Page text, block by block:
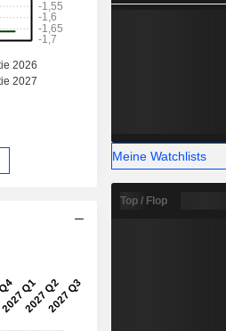
Meine Watchlists
Top / Flop